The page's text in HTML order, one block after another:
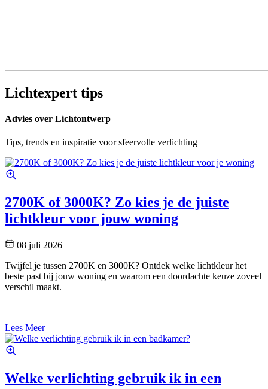
Lichtexpert tips
Advies over Lichtontwerp
Tips, trends en inspiratie voor sfeervolle verlichting
2700K of 3000K? Zo kies je de juiste
lichtkleur voor jouw woning
08 juli 2026
Twijfel je tussen 2700K en 3000K? Ontdek welke lichtkleur het
beste past bij jouw woning en waarom een doordachte keuze zoveel
verschil maakt.
Lees Meer
Welke verlichting gebruik ik in een